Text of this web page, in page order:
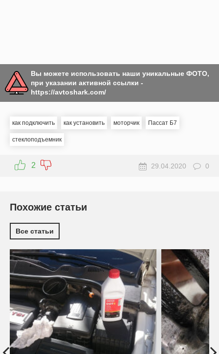
Вы можете использовать наши уникальные ФОТО,
при указании активной ссылки -
https://avtoshark.com/
как подключить как установить моторчик Пассат Б7
стеклоподъемник
2 29.04.2020 0
Похожие статьи
Все статьи